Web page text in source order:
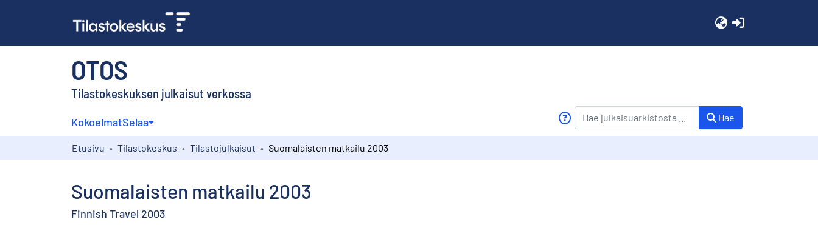
OTOS
Tilastokeskuksen julkaisut verkossa
KokoelmatSelaa Hae
Etusivu Tilastokeskus Tilastojulkaisut Suomalaisten matkailu 2003
Suomalaisten matkailu 2003
Finnish Travel 2003